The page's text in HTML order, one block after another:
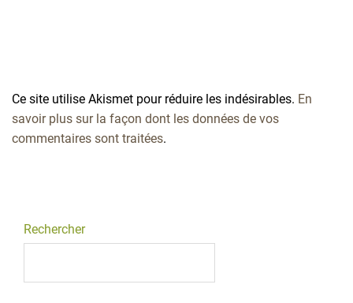
Ce site utilise Akismet pour réduire les indésirables. En
savoir plus sur la façon dont les données de vos
commentaires sont traitées.
Rechercher